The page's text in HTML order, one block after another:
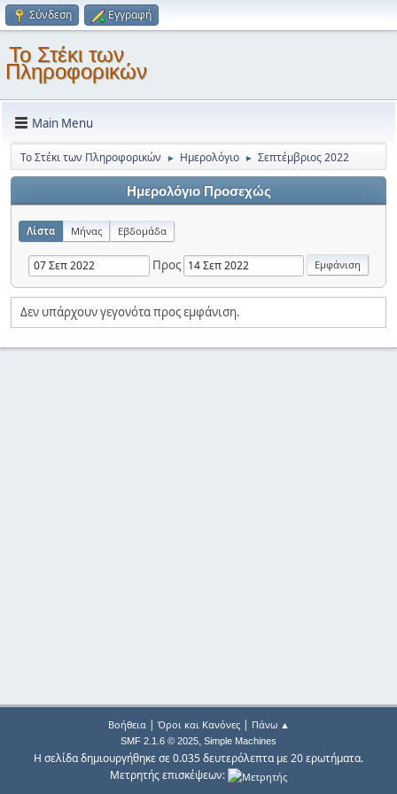
Σύνδεση Εγγραφή
Το Στέκι των
Πληροφορικών
Main Menu
Το Στέκι των Πληροφορικών ► Ημερολόγιο ► Σεπτέμβριος 2022
Ημερολόγιο Προσεχώς
Λίστα Μήνας Εβδομάδα
Προς
Δεν υπάρχουν γεγονότα προς εμφάνιση.
Βοήθεια| Όροι και Κανόνες| Πάνω ▲
SMF 2.1.6 © 2025, Simple Machines
Η σελίδα δημιουργήθηκε σε 0.035 δευτερόλεπτα με 20 ερωτήματα.
Μετρητής επισκέψεων: